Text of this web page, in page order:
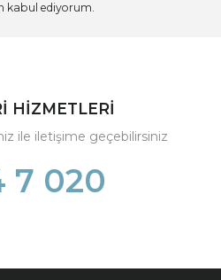
kabul ediyorum.
HİZMETLERİ
ile iletişime geçebilirsiniz
7 020